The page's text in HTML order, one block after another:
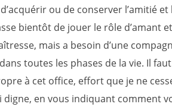
ou de conserver l’amitié et
bientôt de jouer le rôle d’amant
mais a besoin d’une
toutes les phases de la vie. Il
à cet office, effort que je ne
digne, en vous indiquant comment